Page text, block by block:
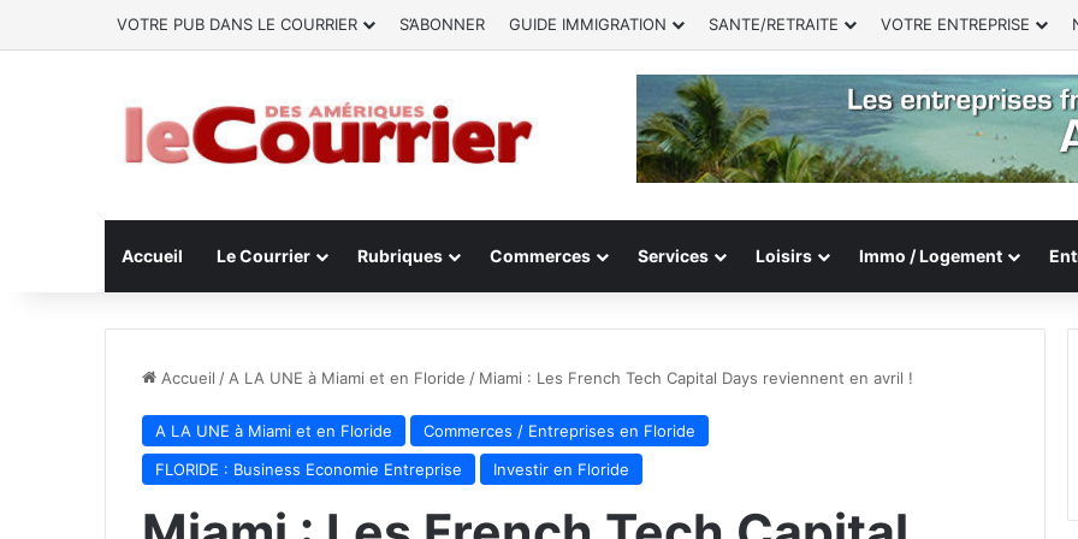
VOTRE PUB DANS LE COURRIER S’ABONNER GUIDE IMMIGRATION SANTE/RETRAITE VOTRE ENTREPRISE
Accueil Le Courrier Rubriques Commerces Services Loisirs Immo / Logement
Accueil / A LA UNE à Miami et en Floride / Miami : Les French Tech Capital Days reviennent en avril !
A LA UNE à Miami et en Floride
Commerces / Entreprises en Floride
FLORIDE : Business Economie Entreprise
Investir en Floride